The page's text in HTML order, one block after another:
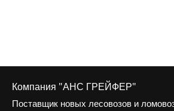
Компания "АНС ГРЕЙФЕР"
Поставщик новых лесовозов и